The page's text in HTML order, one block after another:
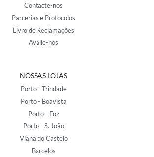
Contacte-nos
Parcerias e Protocolos
Livro de Reclamações
Avalie-nos
NOSSAS LOJAS
Porto - Trindade
Porto - Boavista
Porto - Foz
Porto - S. João
Viana do Castelo
Barcelos